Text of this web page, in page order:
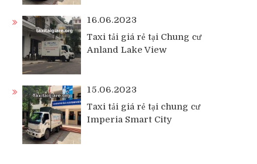
16.06.2023
Taxi tải giá rẻ tại Chung cư
Anland Lake View
15.06.2023
Taxi tải giá rẻ tại chung cư
Imperia Smart City